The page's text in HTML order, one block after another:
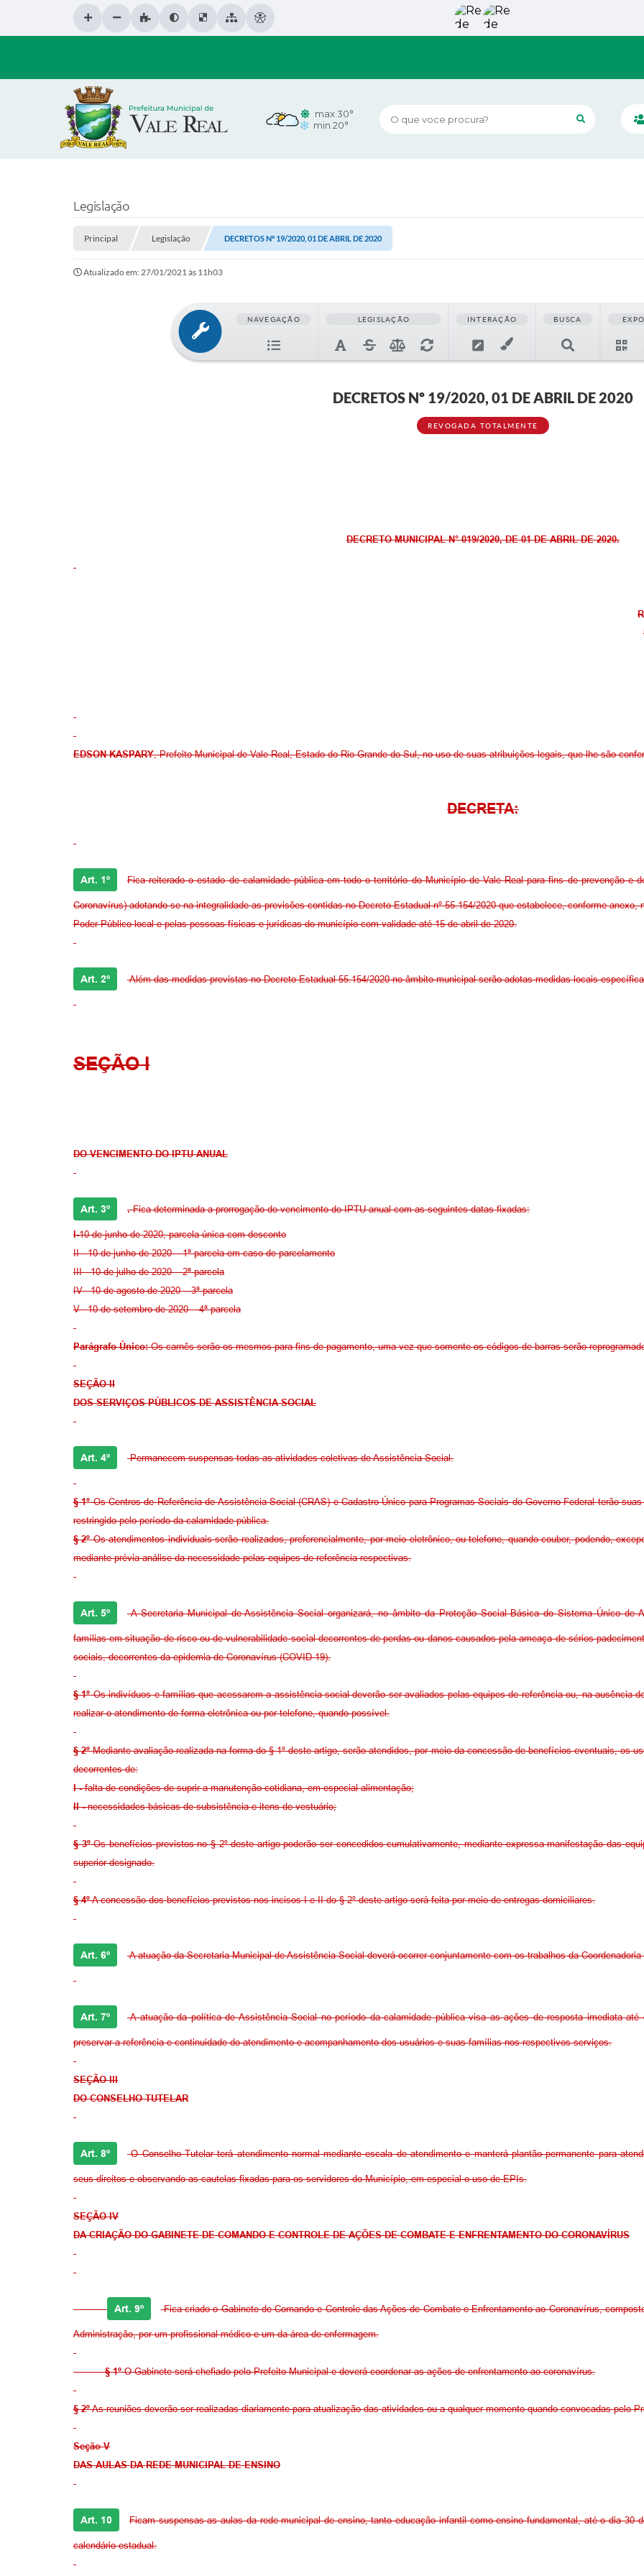
O que voce procura?
max 30°
min 20°
Legislação
Principal Legislação DECRETOS Nº 19/2020, 01 DE ABRIL DE 2020
Atualizado em: 27/01/2021 às 11h03
NAVEGAÇÃO LEGISLAÇÃO INTERAÇÃO BUSCA
DECRETOS Nº 19/2020, 01 DE ABRIL DE 2020
REVOGADA TOTALMENTE
DECRETO MUNICIPAL N° 019/2020, DE 01 DE ABRIL DE 2020.
EDSON KASPARY, Prefeito Municipal de Vale Real, Estado do Rio Grande do Sul, no uso de suas atribuições legais, que lhe são
DECRETA:
Art. 1º Fica reiterado o estado de calamidade pública em todo o território do Município de Vale Real para fins de prevenção e
Coronavírus) adotando-se na integralidade as previsões contidas no Decreto Estadual nº 55.154/2020 que estabelece, conforme
Poder Público local e pelas pessoas físicas e jurídicas do município com validade até 15 de abril de 2020.
Art. 2º Além das medidas previstas no Decreto Estadual 55.154/2020 no âmbito municipal serão adotas medidas locais
SEÇÃO I
DO VENCIMENTO DO IPTU ANUAL
Art. 3º .Fica determinada a prorrogação do vencimento do IPTU anual com as seguintes datas fixadas:
I-10 de junho de 2020, parcela única com desconto
II - 10 de junho de 2020 – 1ª parcela em caso de parcelamento
III - 10 de julho de 2020 – 2ª parcela
IV– 10 de agosto de 2020 – 3ª parcela
V– 10 de setembro de 2020 – 4ª parcela
Parágrafo Único:Os carnês serão os mesmos para fins de pagamento, uma vez que somente os códigos de barras serão
SEÇÃO II
DOS SERVIÇOS PÚBLICOS DE ASSISTÊNCIA SOCIAL
Art. 4º Permanecem suspensas todas as atividades coletivas de Assistência Social.
§ 1ºOs Centros de Referência de Assistência Social (CRAS) e Cadastro Único para Programas Sociais do Governo Federal terão
restringido pelo período da calamidade pública.
§ 2ºOs atendimentos individuais serão realizados, preferencialmente, por meio eletrônico, ou telefone, quando couber, podendo,
mediante prévia análise da necessidade pelas equipes de referência respectivas.
Art. 5º A Secretaria Municipal de Assistência Social organizará, no âmbito da Proteção Social Básica do Sistema Único de
famílias em situação de risco ou de vulnerabilidade social decorrentes de perdas ou danos causados pela ameaça de sérios
sociais, decorrentes da epidemia de Coronavírus (COVID-19).
§ 1ºOs indivíduos e famílias que acessarem a assistência social deverão ser avaliados pelas equipes de referência ou, na ausência
realizar o atendimento de forma eletrônica ou por telefone, quando possível.
§ 2ºMediante avaliação realizada na forma do § 1º deste artigo, serão atendidos, por meio da concessão de benefícios eventuais, os
decorrentes de:
I -falta de condições de suprir a manutenção cotidiana, em especial alimentação;
II -necessidades básicas de subsistência e itens de vestuário;
§ 3ºOs benefícios previstos no § 2º deste artigo poderão ser concedidos cumulativamente, mediante expressa manifestação das
superior designado.
§ 4ºA concessão dos benefícios previstos nos incisos I e II do § 2º deste artigo será feita por meio de entregas domiciliares.
Art. 6º A atuação da Secretaria Municipal de Assistência Social deverá ocorrer conjuntamente com os trabalhos da
Art. 7º A atuação da política de Assistência Social no período da calamidade pública visa as ações de resposta imediata
preservar a referência e continuidade do atendimento e acompanhamento dos usuários e suas famílias nos respectivos serviços.
SEÇÃO III
DO CONSELHO TUTELAR
Art. 8º O Conselho Tutelar terá atendimento normal mediante escala de atendimento e manterá plantão permanente para
seus direitos e observando as cautelas fixadas para os servidores do Município, em especial o uso de EPIs.
SEÇÃO IV
DA CRIAÇÃO DO GABINETE DE COMANDO E CONTROLE DE AÇÕES DE COMBATE E ENFRENTAMENTO DO CORONAVÍRUS
Art. 9º Fica criado o Gabinete de Comando e Controle das Ações de Combate e Enfrentamento ao Coronavírus,
Administração, por um profissional médico e um da área de enfermagem.
§ 1ºO Gabinete será chefiado pelo Prefeito Municipal e deverá coordenar as ações de enfrentamento ao coronavírus.
§ 2ºAs reuniões deverão ser realizadas diariamente para atualização das atividades ou a qualquer momento quando convocadas pelo
Seção V
DAS AULAS DA REDE MUNICIPAL DE ENSINO
Art. 10 Ficam suspensas as aulas da rede municipal de ensino, tanto educação infantil como ensino fundamental, até o dia 30
calendário estadual.